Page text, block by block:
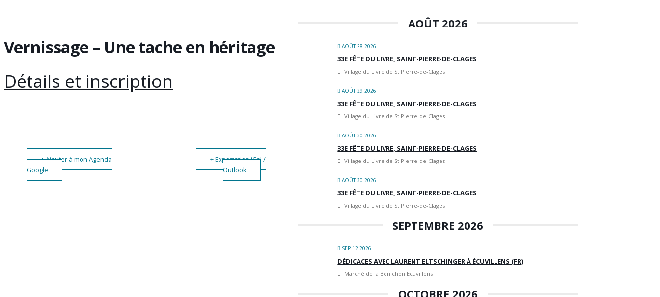
Vernissage – Une tache en héritage
Détails et inscription
+ Ajouter à mon Agenda
Google
+ Exportation iCal /
Outlook
AOÛT 2026
AOÛT 28 2026
33E FÊTE DU LIVRE, SAINT-PIERRE-DE-CLAGES
Village du Livre de St Pierre-de-Clages
AOÛT 29 2026
33E FÊTE DU LIVRE, SAINT-PIERRE-DE-CLAGES
Village du Livre de St Pierre-de-Clages
AOÛT 30 2026
33E FÊTE DU LIVRE, SAINT-PIERRE-DE-CLAGES
Village du Livre de St Pierre-de-Clages
AOÛT 30 2026
33E FÊTE DU LIVRE, SAINT-PIERRE-DE-CLAGES
Village du Livre de St Pierre-de-Clages
SEPTEMBRE 2026
SEP 12 2026
DÉDICACES AVEC LAURENT ELTSCHINGER À ÉCUVILLENS (FR)
Marché de la Bénichon Ecuvillens
OCTOBRE 2026